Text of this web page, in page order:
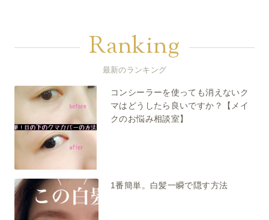
Ranking
最新のランキング
コンシーラーを使っても消えないク
マはどうしたら良いですか？【メイ
クのお悩み相談室】
1番簡単。白髪一瞬で隠す方法